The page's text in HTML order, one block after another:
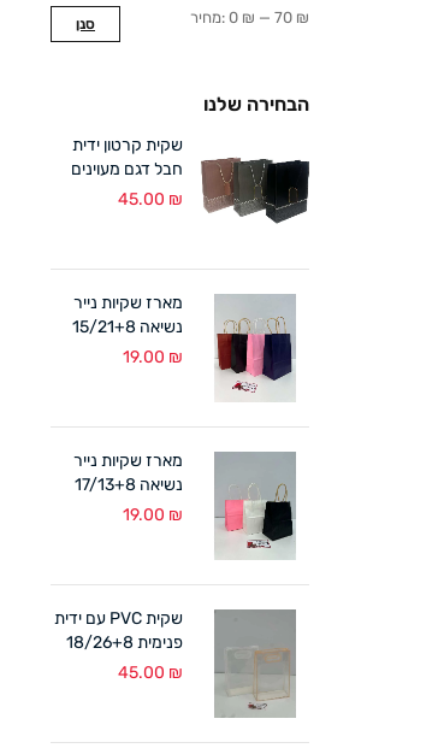
סנן מחיר: 0 ₪ — 70 ₪
הבחירה שלנו
שקית קרטון ידית
חבל דגם מעוינים
45.00 ₪
מארז שקיות נייר
נשיאה 15/21+8
ס"מ ידית מגולגלת
19.00 ₪
מארז שקיות נייר
נשיאה 17/13+8
ס"מ ידית מגולגלת
19.00 ₪
שקית PVC עם ידית
פנימית 18/26+8
ס"מ (10 במארז)45.00 ₪